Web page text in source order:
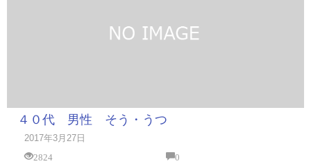
４０代 男性 そう・うつ
2017年3月27日
2824
0